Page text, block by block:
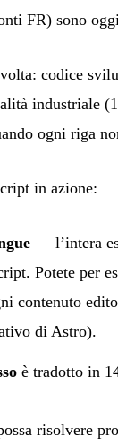
FR) sono
codice
industriale
ogni riga
in azione:
— l’intera
Potete per
contenuto
di Astro).
è tradotto in
risolvere